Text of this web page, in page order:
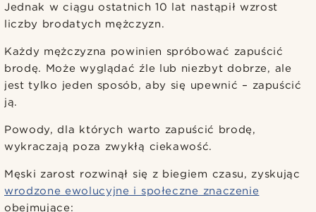
Jednak w ciągu ostatnich 10 lat nastąpił wzrost
liczby brodatych mężczyzn.
Każdy mężczyzna powinien spróbować zapuścić
brodę. Może wyglądać źle lub niezbyt dobrze, ale
jest tylko jeden sposób, aby się upewnić – zapuścić
ją.
Powody, dla których warto zapuścić brodę,
wykraczają poza zwykłą ciekawość.
Męski zarost rozwinął się z biegiem czasu, zyskując
wrodzone ewolucyjne i społeczne znaczenie
obejmujące: